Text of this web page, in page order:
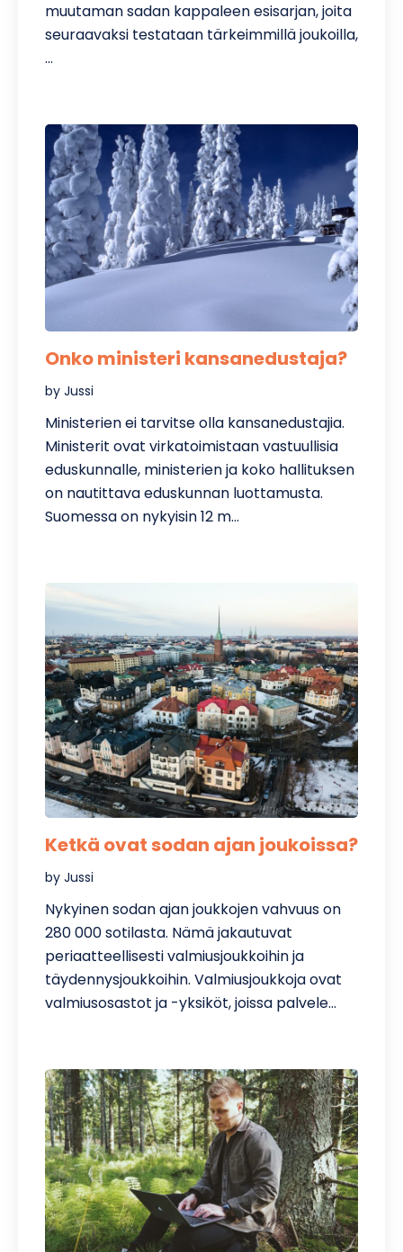
muutaman sadan kappaleen esisarjan, joita
seuraavaksi testataan tärkeimmillä joukoilla,
…
Onko ministeri kansanedustaja?
by Jussi
Ministerien ei tarvitse olla kansanedustajia.
Ministerit ovat virkatoimistaan vastuullisia
eduskunnalle, ministerien ja koko hallituksen
on nautittava eduskunnan luottamusta.
Suomessa on nykyisin 12 m…
Ketkä ovat sodan ajan joukoissa?
by Jussi
Nykyinen sodan ajan joukkojen vahvuus on
280 000 sotilasta. Nämä jakautuvat
periaatteellisesti valmiusjoukkoihin ja
täydennysjoukkoihin. Valmiusjoukkoja ovat
valmiusosastot ja -yksiköt, joissa palvele…